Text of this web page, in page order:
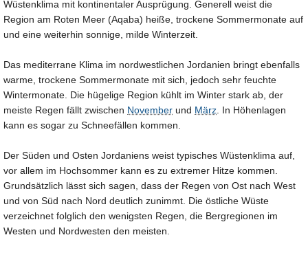
Wüstenklima mit kontinentaler Ausprügung. Generell weist die
Region am Roten Meer (Aqaba) heiße, trockene Sommermonate auf
und eine weiterhin sonnige, milde Winterzeit.
Das mediterrane Klima im nordwestlichen Jordanien bringt ebenfalls
warme, trockene Sommermonate mit sich, jedoch sehr feuchte
Wintermonate. Die hügelige Region kühlt im Winter stark ab, der
meiste Regen fällt zwischen November und März . In Höhenlagen
kann es sogar zu Schneefällen kommen.
Der Süden und Osten Jordaniens weist typisches Wüstenklima auf,
vor allem im Hochsommer kann es zu extremer Hitze kommen.
Grundsätzlich lässt sich sagen, dass der Regen von Ost nach West
und von Süd nach Nord deutlich zunimmt. Die östliche Wüste
verzeichnet folglich den wenigsten Regen, die Bergregionen im
Westen und Nordwesten den meisten.